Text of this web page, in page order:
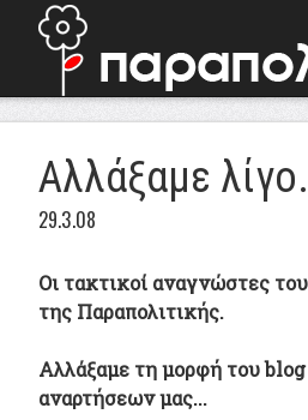
Aλλάξαμε
29.3.08
Οι τακτικοί αναγνώστες
της Παραπολιτικής.
Αλλάξαμε τη μορφή του
αναρτήσεων μας...